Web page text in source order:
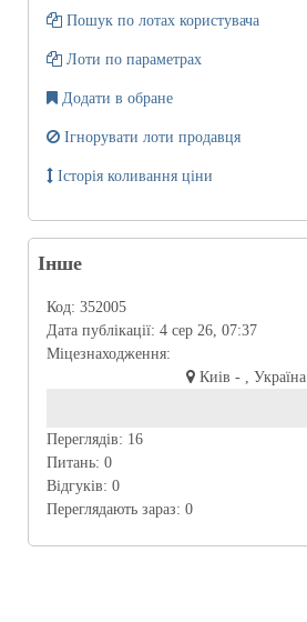
Пошук по лотах користувача
Лоти по параметрах
Додати в обране
Ігнорувати лоти продавця
Історія коливання ціни
Інше
Код: 352005
Дата публікації: 4 сер 26, 07:37
Міцезнаходження:
Киів - , Україна
Переглядів: 16
Питань: 0
Відгуків: 0
Переглядають зараз: 0